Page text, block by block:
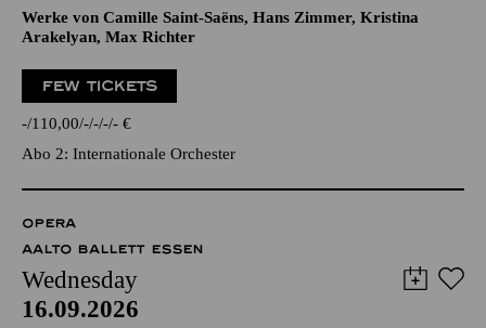
Werke von Camille Saint-Saëns, Hans Zimmer, Kristina
Arakelyan, Max Richter
FEW TICKETS
- 110,00 - - - - €
Abo 2: Internationale Orchester
OPERA
AALTO BALLETT ESSEN
Wednesday
16.09.2026